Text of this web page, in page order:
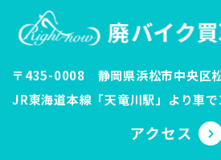
〒435-0008 静岡県浜松市中央区
JR東海道本線「天竜川駅」より車